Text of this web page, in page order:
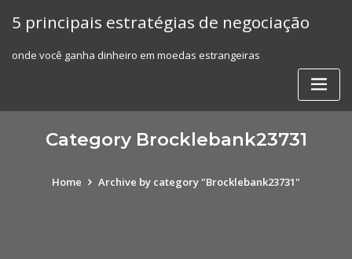
5 principais estratégias de negociação
onde você ganha dinheiro em moedas estrangeiras
Category Brocklebank23731
Home Archive by category "Brocklebank23731"